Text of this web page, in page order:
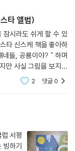
드를 어떻게 녹여서
수 있는지를 친절하게
물학자를 꿈꾸거나 동
만한 최고의 책입니
하기 동물들을 현대적
주 놀랄 만큼 재치 있
하기에 대한 흥미와
타 앨범)
잠시라도 쉬게 할 수 있
타 신스케 책을 좋아하
들, 공룡이야? " 하며
만 사실 그림을 보지만
억합니다. 사실 빙하
2 댓글0
서평
빙하기